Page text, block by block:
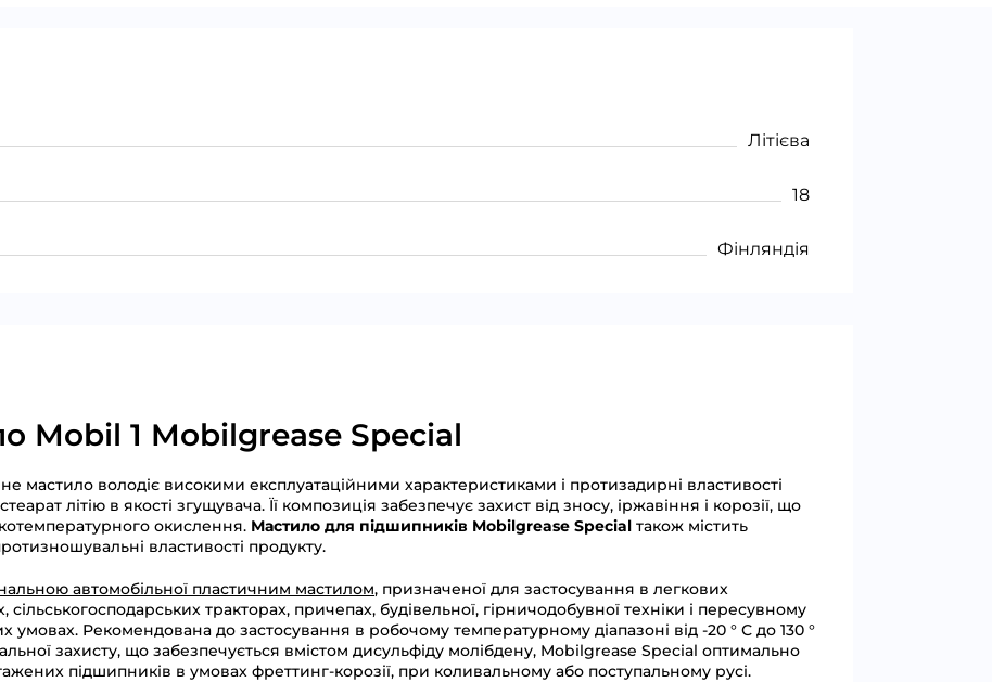
Літієва
18
Фінляндія
Mobil 1 Mobilgrease Special
мастило володіє високими експлуатаційними характеристиками і протизадирні властивості
літію в якості згущувача. Її композиція забезпечує захист від зносу, іржавіння і корозії, що
окислення. Мастило для підшипників Mobilgrease Special також містить
властивості продукту.
автомобільної пластичним мастилом, призначеної для застосування в легкових
тракторах, причепах, будівельної, гірничодобувної техніки і пересувному
умовах. Рекомендована до застосування в робочому температурному діапазоні від -20 ° С до 130 °
захисту, що забезпечується вмістом дисульфіду молібдену, Mobilgrease Special оптимально
підшипників в умовах фреттинг-корозії, при коливальному або поступальному русі.